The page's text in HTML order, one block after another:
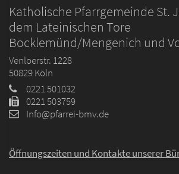
Katholische Pfarrgemeinde St.
dem Lateinischen Tore
Bocklemünd/Mengenich und
Venloerstr. 1228
50829Köln
0221 501032
0221 503759
Info@pfarrei-bmv.de
Öffnungszeiten und Kontakte unserer